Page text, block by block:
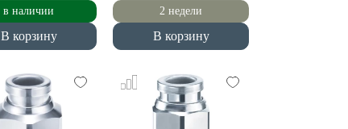
в наличии
В корзину
2 недели
В корзину